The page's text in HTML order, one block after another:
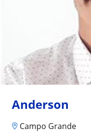
Anderson
Campo Grande